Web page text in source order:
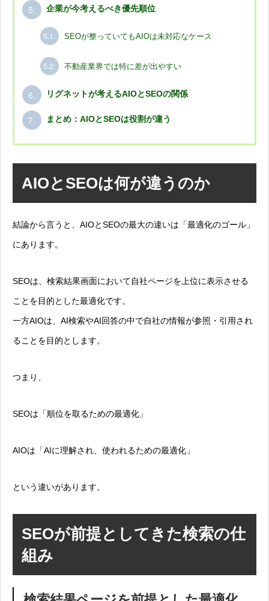
5. 企業が今考えるべき優先順位
5.1. SEOが整っていてもAIOは未対応なケース
5.2. 不動産業界では特に差が出やすい
6. リグネットが考えるAIOとSEOの関係
7. まとめ：AIOとSEOは役割が違う
AIOとSEOは何が違うのか
結論から言うと、AIOとSEOの最大の違いは「最適化のゴール」
にあります。
SEOは、検索結果画面において自社ページを上位に表示させる
ことを目的とした最適化です。
一方AIOは、AI検索やAI回答の中で自社の情報が参照・引用され
ることを目的とします。
つまり、
SEOは「順位を取るための最適化」
AIOは「AIに理解され、使われるための最適化」
という違いがあります。
SEOが前提としてきた検索の仕
組み